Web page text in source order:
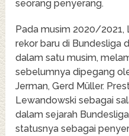
seorang penyerang.
Pada musim 2020/
rekor baru di Bundesliga
dalam satu musim,
sebelumnya dipegang
Jerman, Gerd Müller.
Lewandowski sebagai
dalam sejarah
statusnya sebagai